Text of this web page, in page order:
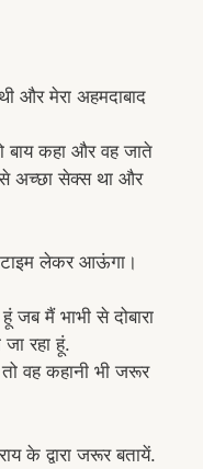
और मेरा अहमदाबाद
कहा और वह जाते
अच्छा सेक्स था और
टाइम लेकर आऊंगा।
मैं भाभी से दोबारा
रहा हूं.
वह कहानी भी जरूर
के द्वारा जरूर बतायें.